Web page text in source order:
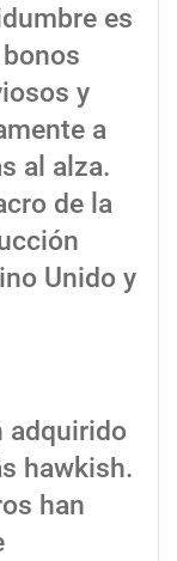
es
y
a
al alza.
de la
Unido y
adquirido
hawkish.
han